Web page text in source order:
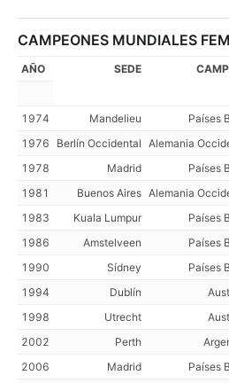
CAMPEONES MUNDIALES
AÑO SEDE
1974 Mandelieu Países
1976
Berlín Occidental Alemania
1978
Madrid Países
1981
Buenos Aires Alemania
1983
Kuala Lumpur Países
1986
Amstelveen Países
1990
Sídney Países
1994
Dublín
1998
Utrecht
2002
Perth
2006
Madrid Países